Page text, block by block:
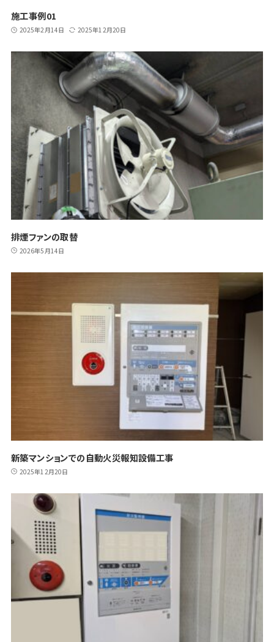
施工事例01
2025年2月14日 2025年12月20日
排煙ファンの取替
2026年5月14日
新築マンションでの自動火災報知設備工事
2025年12月20日